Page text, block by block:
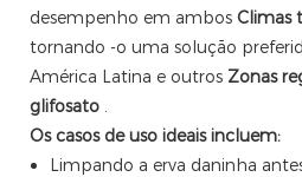
desempenho em ambos Climas
tornando -o uma solução
América Latina e outros Zonas
glifosato .
Os casos de uso ideais incluem:
Limpando a erva daninha